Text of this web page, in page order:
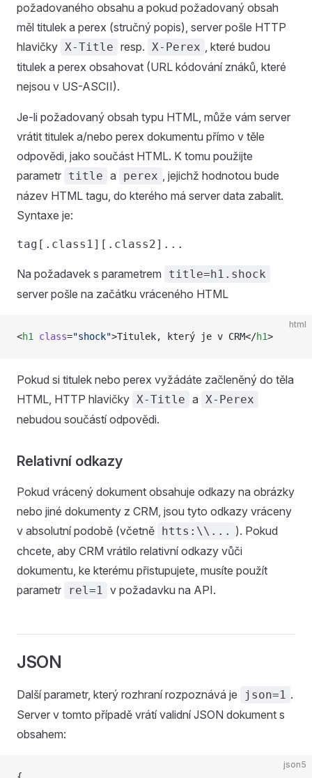
požadovaného obsahu a pokud požadovaný obsah
měl titulek a perex (stručný popis), server pošle HTTP
hlavičky X-Title resp. X-Perex , které budou
titulek a perex obsahovat (URL kódování znáků, které
nejsou v US-ASCII).
Je-li požadovaný obsah typu HTML, může vám server
vrátit titulek a/nebo perex dokumentu přímo v těle
odpovědi, jako součást HTML. K tomu použijte
parametr title a perex , jejichž hodnotou bude
název HTML tagu, do kterého má server data zabalit.
Syntaxe je:
Na požadavek s parametrem title=h1.shock
server pošle na začátku vráceného HTML
html
<h1 class="shock">Titulek, který je v CRM</h1>
Pokud si titulek nebo perex vyžádáte začleněný do těla
HTML, HTTP hlavičky X-Title a X-Perex
nebudou součástí odpovědi.
Relativní odkazy
Pokud vrácený dokument obsahuje odkazy na obrázky
nebo jiné dokumenty z CRM, jsou tyto odkazy vráceny
v absolutní podobě (včetně htts:\\... ). Pokud
chcete, aby CRM vrátilo relativní odkazy vůči
dokumentu, ke kterému přistupujete, musíte použít
parametr
rel=1 v požadavku na API.
JSON
Další parametr, který rozhraní rozpoznává je json=1 .
Server v tomto případě vrátí validní JSON dokument s
obsahem:
json5